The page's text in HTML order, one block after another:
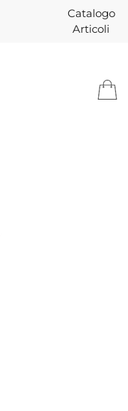
Catalogo
Articoli